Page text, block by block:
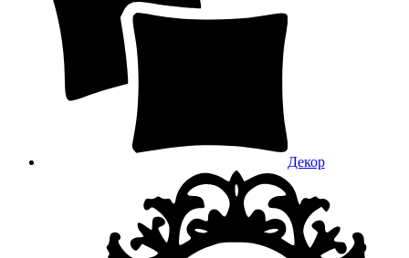
Декор